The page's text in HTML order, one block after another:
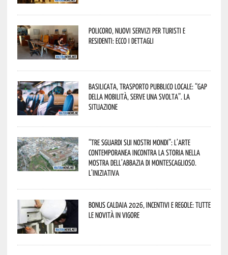
Policoro, nuovi servizi per turisti e
residenti: ecco i dettagli
Basilicata, trasporto pubblico locale: “Gap
della mobilità, serve una svolta”. La
situazione
“Tre Sguardi sui Nostri Mondi”: l’arte
contemporanea incontra la storia nella
mostra dell’Abbazia di Montescaglioso.
L’iniziativa
Bonus caldaia 2026, incentivi e regole: tutte
le novità in vigore